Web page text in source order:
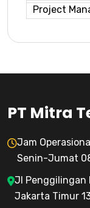
Project
PT Mitra
Jam
Senin-Jumat
Jl Penggilingan
Jakarta Timur